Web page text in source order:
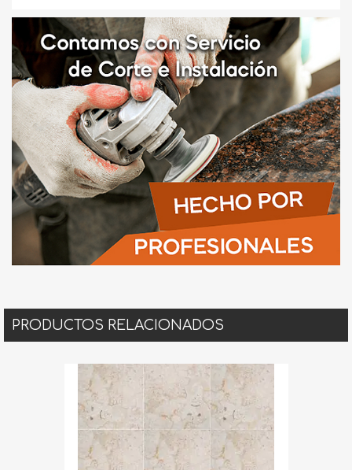
PRODUCTOS RELACIONADOS